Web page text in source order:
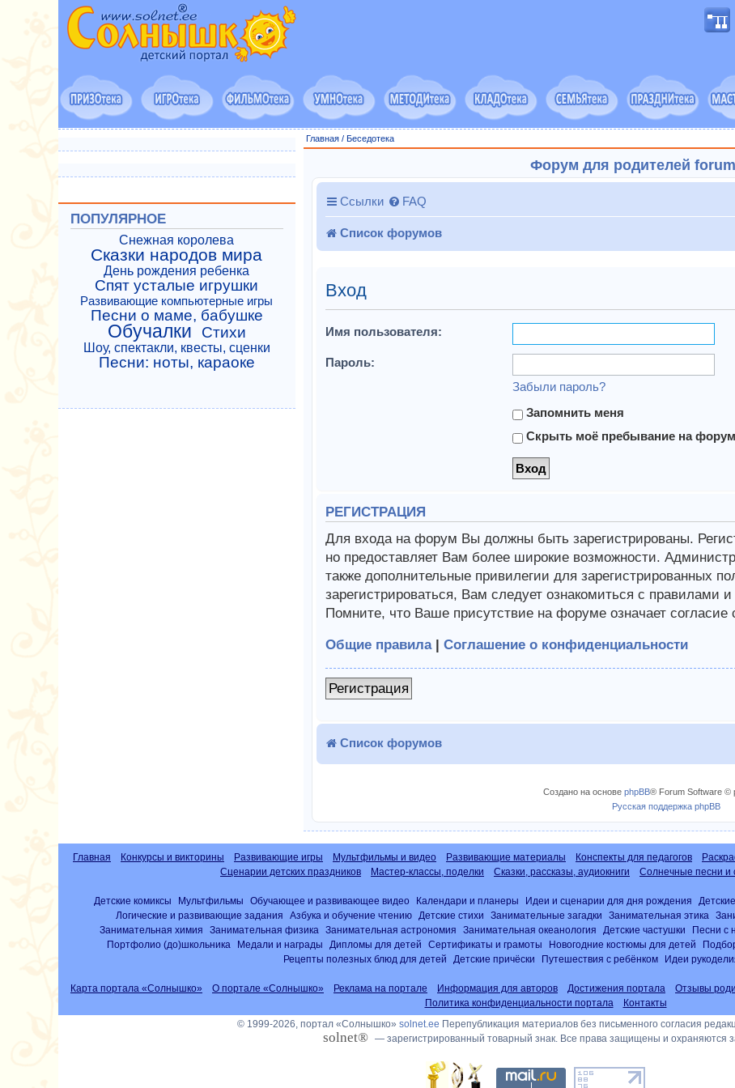
Главная/ Беседотека
Форум для родителей
Ссылки FAQ
Список форумов
Вход
Имя пользователя:
Пароль:
Забыли пароль?
Запомнить меня
Скрыть моё пребывание на
РЕГИСТРАЦИЯ
Для входа на форум Вы должны быть зарегистрированы.
но предоставляет Вам более широкие возможности.
также дополнительные привилегии для зарегистрированных
зарегистрироваться, Вам следует ознакомиться с правилами
Помните, что Ваше присутствие на форуме означает
Общие правила| Соглашение о конфиденциальности
Регистрация
Список форумов
Создано на основеphpBB® Forum Software ©
Русская поддержка phpBB
ПОПУЛЯРНОЕ
Снежная королева
Сказки народов мира
День рождения ребенка
Спят усталые игрушки
Развивающие компьютерные игры
Песни о маме, бабушке
Обучалки Стихи
Шоу, спектакли, квесты, сценки
Песни: ноты, караоке
Главная Конкурсы и викторины Развивающие игры Мультфильмы и видео Развивающие материалы Конспекты для педагогов
Сценарии детских праздников
Мастер-классы, поделки Сказки, рассказы, аудиокниги Солнечные песни и
Детские комиксы Мультфильмы Обучающее и развивающее видео Календари и планеры Идеи и сценарии для дня рождения
Логические и развивающие задания
Азбука и обучение чтению Детские стихи Занимательные загадки Занимательная этика
Занимательная химия
Занимательная физика Занимательная астрономия Занимательная океанология Детские частушки Песни с
Портфолио (до)школьника
Медали и награды Дипломы для детей Сертификаты и грамоты Новогодние костюмы для детей
Рецепты полезных блюд для детей
Детские причёски Путешествия с ребёнком Идеи
Карта портала «Солнышко» О портале «Солнышко» Реклама на портале Информация для авторов Достижения портала Отзывы
Политика конфиденциальности портала
Контакты
© 1999-2026, портал «Солнышко» solnet.ee Перепубликация материалов без письменного согласия
solnet® — зарегистрированный товарный знак. Все права защищены и охраняются